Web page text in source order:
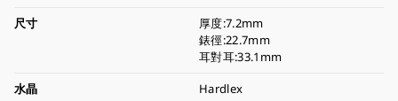
尺寸
厚度:7.2mm
錶徑:22.7mm
耳對耳:33.1mm
水晶
Hardlex